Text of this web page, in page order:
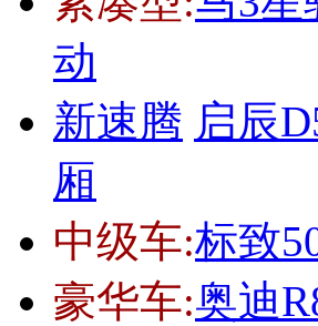
动
新速腾 启辰
厢
中级车:标致
豪华车:奥迪